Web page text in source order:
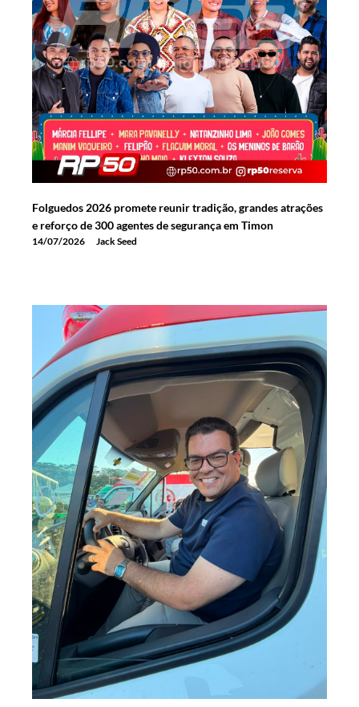
Folguedos 2026 promete reunir tradição, grandes atrações
e reforço de 300 agentes de segurança em Timon
14/07/2026 Jack Seed